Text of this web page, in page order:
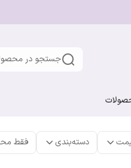
جستجو در
دسته‌بندی فقط